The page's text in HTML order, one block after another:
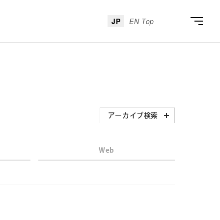
JP EN Top
アーカイブ検索
アーティスト
アーカイブ検索
Web